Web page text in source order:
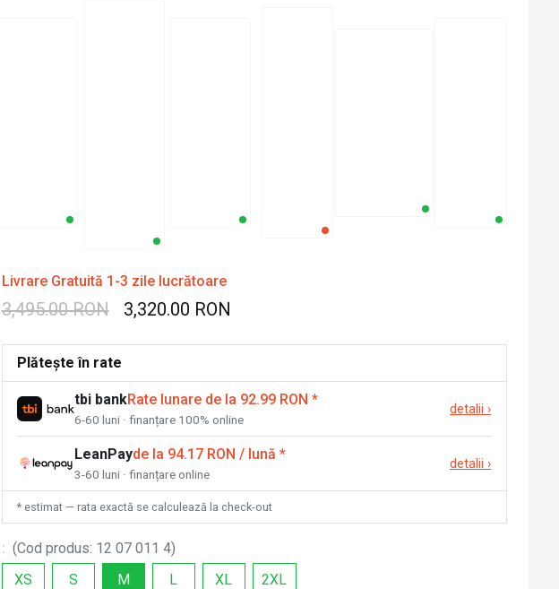
Livrare Gratuită 1-3 zile lucrătoare
3,495.00 RON 3,320.00 RON
Plătește în rate
tbi bankRate lunare de la 92.99 RON *
6-60 luni · finanțare 100% online
detalii ›
LeanPayde la 94.17 RON / lună *
3-60 luni · finanțare online
detalii ›
* estimat — rata exactă se calculează la check-out
: (Cod produs: 12 07 011 4)
XS
S M L XL 2XL